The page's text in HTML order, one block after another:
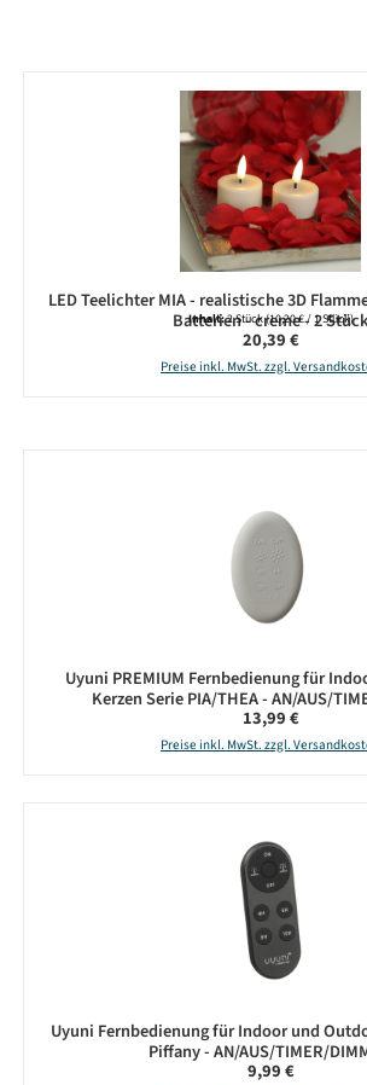
LED Teelichter MIA - realistische 3D
Batterien - creme - 2
Inhalt:2 Stück(10,20 € / 1 Stück)
Regulärer Preis:
20,39 €
Preise inkl. MwSt. zzgl.
Uyuni PREMIUM Fernbedienung für
Kerzen Serie PIA/THEA - AN/AUS/
Regulärer Preis:
13,99 €
Preise inkl. MwSt. zzgl.
Uyuni Fernbedienung für Indoor und
Piffany - AN/AUS/TIMER/
Regulärer Preis:
9,99 €